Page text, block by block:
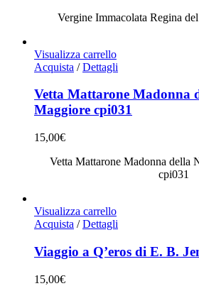
Vergine Immacolata Regina
Visualizza carrello
Acquista / Dettagli
Vetta Mattarone Madonna
Maggiore cpi031
15,00€
Vetta Mattarone Madonna della
cpi031
Visualizza carrello
Acquista / Dettagli
Viaggio a Q’eros di E. B.
15,00€